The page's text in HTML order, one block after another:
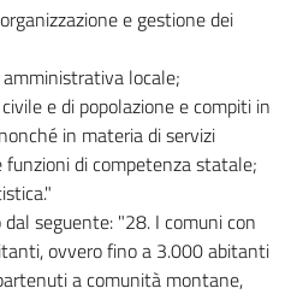
e gestione dei
locale;
e di popolazione e compiti in
in materia di servizi
di competenza statale;
seguente: "28. I comuni con
ovvero fino a 3.000 abitanti
a comunità montane,